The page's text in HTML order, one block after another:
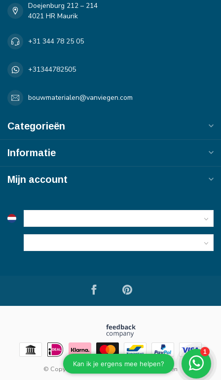
Doejenburg 212 – 214
4021 HR Maurik
+31 344 78 25 05
+31344782505
bouwmaterialen@vanviegen.com
Categorieën
Informatie
Mijn account
© Copyright 2026 Bouwmaterialen van Viegen